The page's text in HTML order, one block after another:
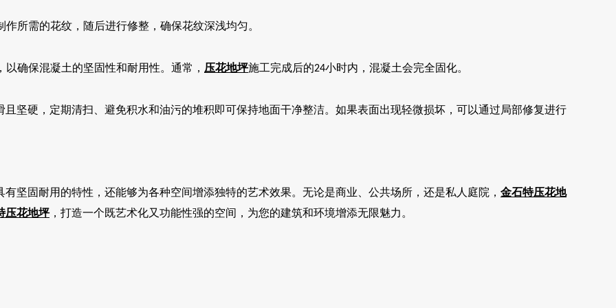
所需的花纹，随后进行修整，确保花纹深浅均匀。
确保混凝土的坚固性和耐用性。通常， 压花地坪施工完成后的24小时内，混凝土会完全固化。
坚硬，定期清扫、避免积水和油污的堆积即可保持地面干净整洁。如果表面出现轻微损坏，可以通过局部修复进行
坚固耐用的特性，还能够为各种空间增添独特的艺术效果。无论是商业、公共场所，还是私人庭院， 金石特压花地
压花地坪，打造一个既艺术化又功能性强的空间，为您的建筑和环境增添无限魅力。